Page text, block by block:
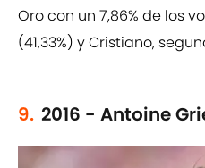
Oro con un 7,86% de los
(41,33%) y Cristiano,
9. 2016 - Antoine